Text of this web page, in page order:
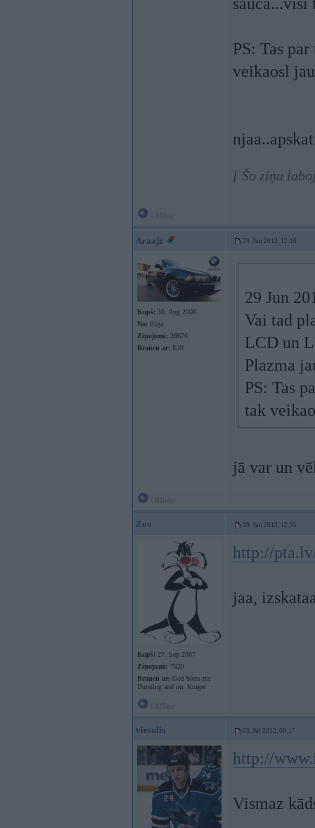
PS: Tas
veikaosl
[ Šo ziņu
Araajz 29. Jun 2012, 12:16
Kopš: 30. Aug 2008
No: Rīga
Ziņojumi: 28676
Braucu ar: E39
29 Jun
Vai tad
LCD un
Plazma
PS: Tas
tak
jā var un
Zoo 29. Jun 2012, 12:35
Kopš: 27. Sep 2007
Ziņojumi: 7820
Braucu ar: God bless mr.
Dunning and mr. Kruger
http://
jaa,
viesulis 03. Jul 2012, 09:17
http://
Vismaz